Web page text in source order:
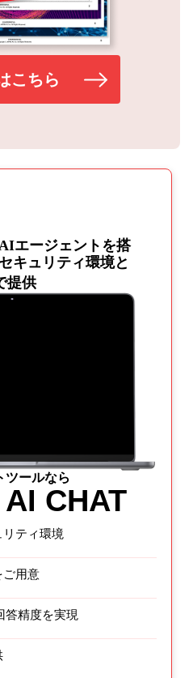
こちら
エージェントを搭
キュリティ環境と
提供
ツールなら
CHAT
リティ環境
ご用意
答精度を実現